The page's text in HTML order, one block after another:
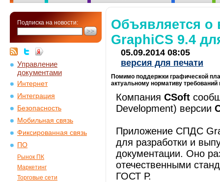
Подписка на новости:
Управление
документами
Интернет
Интеграция
Безопасность
Мобильная связь
Фиксированная связь
ПО
Рынок ПК
Маркетинг
Торговые сети
Объявляется
GraphiCS 9.4
05.09.2014 08:05
версия для печати
Помимо поддержки графической
актуальному нормативу
Компания CSoft
Development) версии
Приложение СПДС
для разработки и
документации. Оно
отечественными
ГОСТ Р.